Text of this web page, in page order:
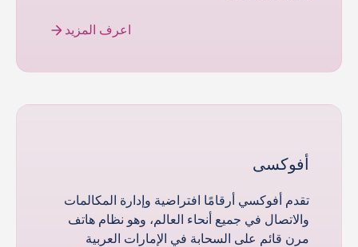
اعرف المزيد
أفوكسى
تقدم أفوكسي أرقامًا افتراضية وإدارة المكالمات
والاتصال في جميع أنحاء العالم، وهو نظام هاتف
مرن قائم على السحابة في الإمارات العربية